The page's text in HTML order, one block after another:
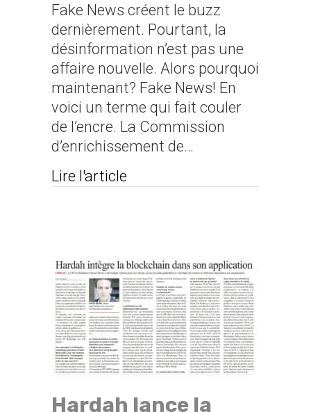
Fake News créent le buzz
dernièrement. Pourtant, la
désinformation n’est pas une
affaire nouvelle. Alors pourquoi
maintenant? Fake News! En
voici un terme qui fait couler
de l’encre. La Commission
d’enrichissement de…
Lire l'article
Hardah lance la